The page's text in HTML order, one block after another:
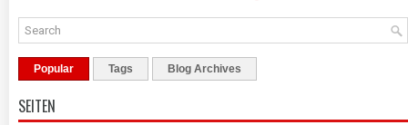
Popular Tags Blog Archives
SEITEN